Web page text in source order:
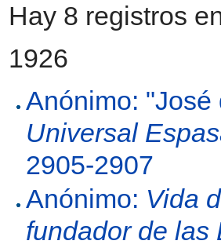
Hay 8 registros
1926
Anónimo:
Universal
2905-2907
Anónimo: Vida
fundador de las